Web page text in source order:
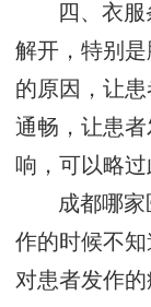
四、衣
解开，特别
的原因，让
通畅，让患
响，可以略过
成都哪
作的时候不
对患者发作